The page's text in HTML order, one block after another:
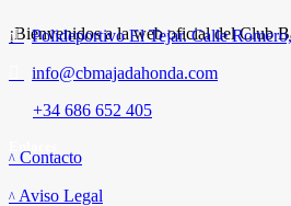
¡Bienvenidos a la web oficial del Club
Polideportivo El Tejar. Calle
info@cbmajadahonda.com
+34 686 652 405
Contacto
Aviso Legal